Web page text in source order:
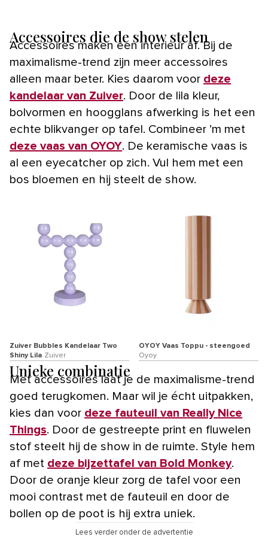
Accessoires die de show stelen
Accessoires maken een interieur af. Bij de
maximalisme-trend zijn meer accessoires
alleen maar beter. Kies daarom voor deze
kandelaar van Zuiver. Door de lila kleur,
bolvormen en hoogglans afwerking is het een
echte blikvanger op tafel. Combineer ’m met
deze vaas van OYOY. De keramische vaas is
al een eyecatcher op zich. Vul hem met een
bos bloemen en hij steelt de show.
Zuiver Bubbles Kandelaar Two
Shiny Lila Zuiver
OYOY Vaas Toppu - steengoed
Oyoy
Unieke combinatie
Met accessoires laat je de maximalisme-trend
goed terugkomen. Maar wil je écht uitpakken,
kies dan voor deze fauteuil van Really Nice
Things. Door de gestreepte print en fluwelen
stof steelt hij de show in de ruimte. Style hem
af met deze bijzettafel van Bold Monkey.
Door de oranje kleur zorg de tafel voor een
mooi contrast met de fauteuil en door de
bollen op de poot is hij extra uniek.
Lees verder onder de advertentie